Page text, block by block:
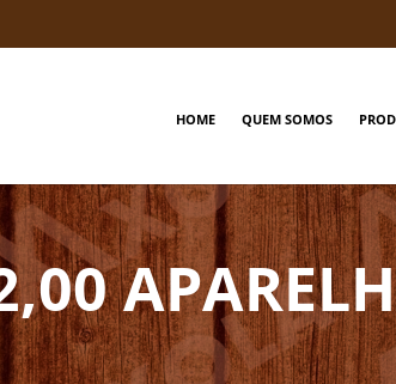
HOME QUEM SOMOS